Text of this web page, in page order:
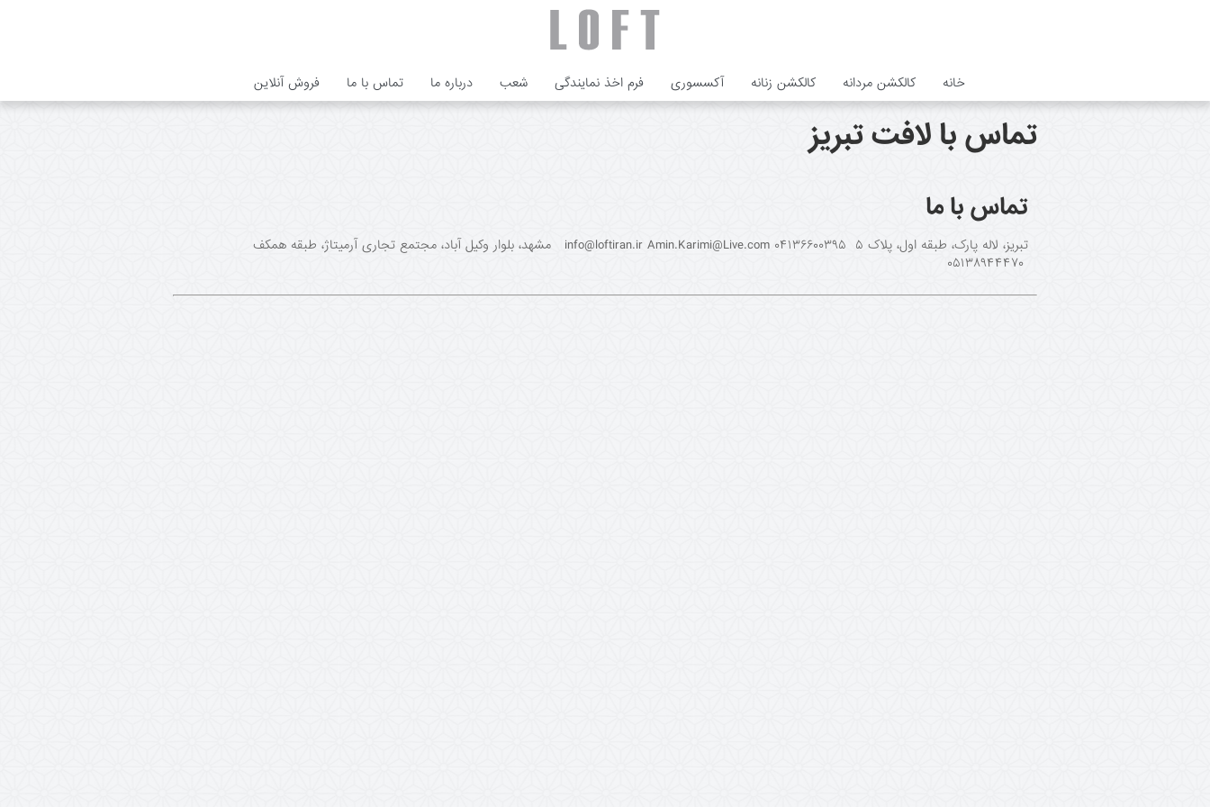
خانه کالکشن مردانه کالکشن زنانه آکسسوری فرم اخذ نمایندگی شعب درباره ما تماس با ما فروش آنلاین
تماس با لافت تبریز
تماس با ما
تبریز، لاله پارک، طبقه اول، پلاک ۵ ۰۴۱۳۶۶۰۰۳۹۵ info@loftiran.ir Amin.Karimi@Live.com مشهد، بلوار وکیل آباد، مجتمع تجاری آرمیتاژ، طبقه همکف